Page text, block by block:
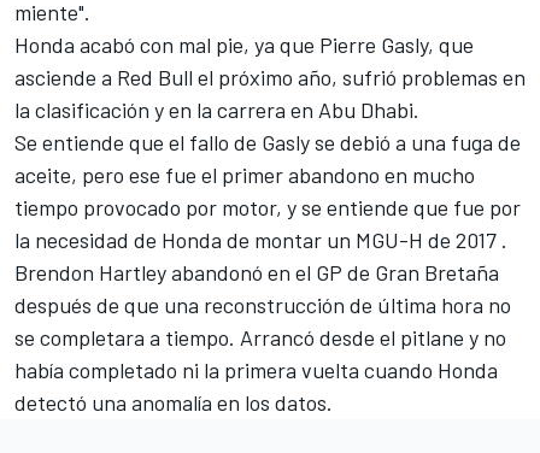
miente".
Honda acabó con mal pie, ya que Pierre Gasly, que
asciende a Red Bull el próximo año, sufrió problemas en
la clasificación y en la carrera en Abu Dhabi.
Se entiende que el fallo de Gasly se debió a una fuga de
aceite, pero ese fue el primer abandono en mucho
tiempo provocado por motor, y se entiende que fue por
la necesidad de Honda de montar un MGU-H de 2017 .
Brendon Hartley abandonó en el GP de Gran Bretaña
después de que una reconstrucción de última hora no
se completara a tiempo. Arrancó desde el pitlane y no
había completado ni la primera vuelta cuando Honda
detectó una anomalía en los datos.